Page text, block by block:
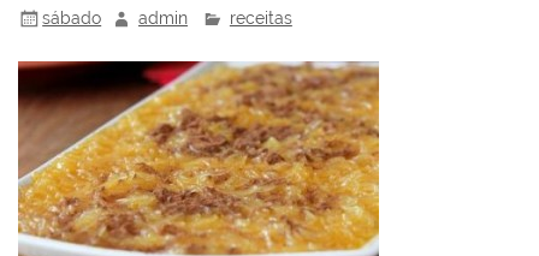
sábado admin receitas